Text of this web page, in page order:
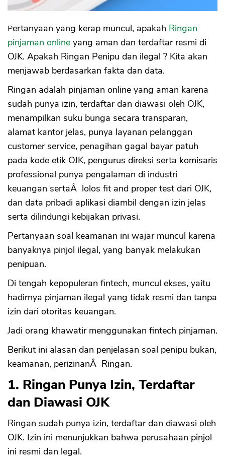
Pertanyaan yang kerap muncul, apakah Ringan
pinjaman online yang aman dan terdaftar resmi di
OJK. Apakah Ringan Penipu dan ilegal ? Kita akan
menjawab berdasarkan fakta dan data.
Ringan adalah pinjaman online yang aman karena
sudah punya izin, terdaftar dan diawasi oleh OJK,
menampilkan suku bunga secara transparan,
alamat kantor jelas, punya layanan pelanggan
customer service, penagihan gagal bayar patuh
pada kode etik OJK, pengurus direksi serta komisaris
professional punya pengalaman di industri
keuangan sertaÂ lolos fit and proper test dari OJK,
dan data pribadi aplikasi diambil dengan izin jelas
serta dilindungi kebijakan privasi.
Pertanyaan soal keamanan ini wajar muncul karena
banyaknya pinjol ilegal, yang banyak melakukan
penipuan.
Di tengah kepopuleran fintech, muncul ekses, yaitu
hadirnya pinjaman ilegal yang tidak resmi dan tanpa
izin dari otoritas keuangan.
Jadi orang khawatir menggunakan fintech pinjaman.
Berikut ini alasan dan penjelasan soal penipu bukan,
keamanan, perizinanÂ Ringan.
1. Ringan Punya Izin, Terdaftar
dan Diawasi OJK
Ringan sudah punya izin, terdaftar dan diawasi oleh
OJK. Izin ini menunjukkan bahwa perusahaan pinjol
ini resmi dan legal.